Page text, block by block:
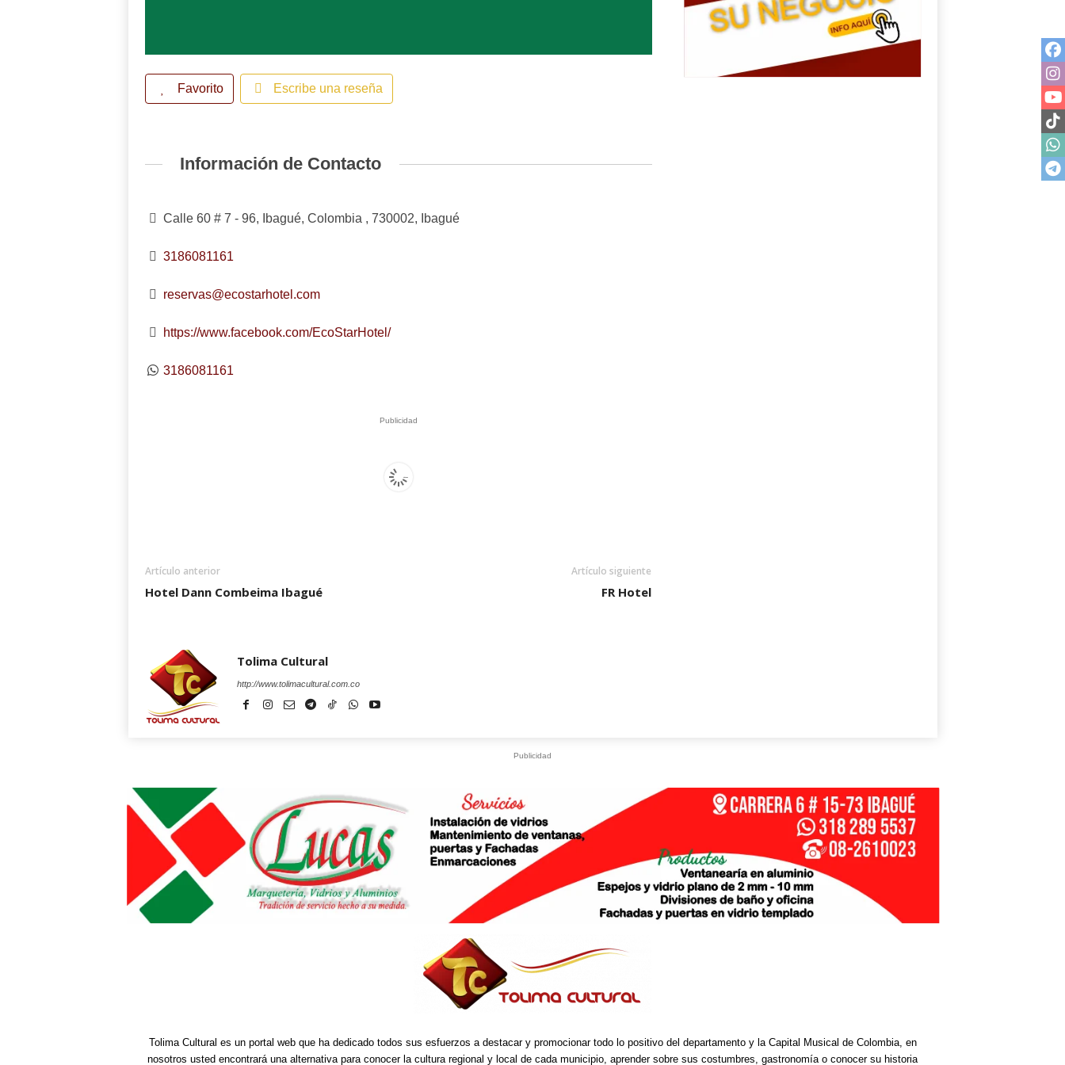
Favorito Escribe una reseña
Información de Contacto
Calle 60 # 7 - 96, Ibagué, Colombia , 730002, Ibagué
3186081161
reservas@ecostarhotel.com
https://www.facebook.com/EcoStarHotel/
3186081161
Publicidad
Artículo anterior
Hotel Dann Combeima Ibagué
Artículo siguiente
FR Hotel
Tolima Cultural
http://www.tolimacultural.com.co
Publicidad
Tolima Cultural es un portal web que ha dedicado todos sus esfuerzos a destacar y promocionar todo lo positivo del departamento y la Capital Musical de Colombia, en
nosotros usted encontrará una alternativa para conocer la cultura regional y local de cada municipio, aprender sobre sus costumbres, gastronomía o conocer su historia